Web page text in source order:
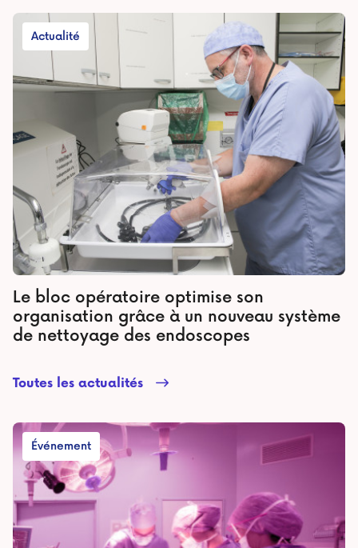
former pendant deux ans au Centre Oscar Lambret.
Actualité
Le bloc opératoire optimise son
organisation grâce à un nouveau système
de nettoyage des endoscopes
Toutes les actualités
Événement